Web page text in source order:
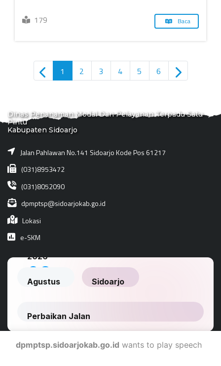
179 Baca
1 2 3 4 5 6
Dinas Penanaman Modal Dan Pelayanan Terpadu Satu
Pintu
Kabupaten Sidoarjo
Jalan Pahlawan No.141 Sidoarjo Kode Pos 61217
(031)8953472
(031)8052090
dpmptsp@sidoarjokab.go.id
Lokasi
e-SKM
dpmptsp.sidoarjokab.go.id wants to play speech